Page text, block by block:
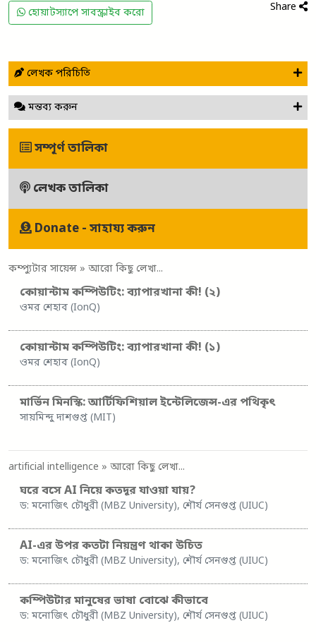
হোয়াটস্যাপে সাবস্ক্রাইব করো Share
লেখক পরিচিতি
মন্তব্য করুন
সম্পূর্ণ তালিকা
লেখক তালিকা
Donate - সাহায্য করুন
কম্প্যুটার সায়েন্স » আরো কিছু লেখা...
কোয়ান্টাম কম্পিউটিং: ব্যাপারখানা কী! (২)
ওমর শেহাব (IonQ)
কোয়ান্টাম কম্পিউটিং: ব্যাপারখানা কী! (১)
ওমর শেহাব (IonQ)
মার্ভিন মিনস্কি: আর্টিফিশিয়াল ইন্টেলিজেন্স-এর পথিকৃৎ
সায়মিন্দু দাশগুপ্ত (MIT)
artificial intelligence » আরো কিছু লেখা...
ঘরে বসে AI নিয়ে কতদূর যাওয়া যায়?
ড: মনোজিৎ চৌধুরী (MBZ University), শৌর্য সেনগুপ্ত (UIUC)
AI-এর উপর কতটা নিয়ন্ত্রণ থাকা উচিত
ড: মনোজিৎ চৌধুরী (MBZ University), শৌর্য সেনগুপ্ত (UIUC)
কম্পিউটার মানুষের ভাষা বোঝে কীভাবে
ড: মনোজিৎ চৌধুরী (MBZ University), শৌর্য সেনগুপ্ত (UIUC)